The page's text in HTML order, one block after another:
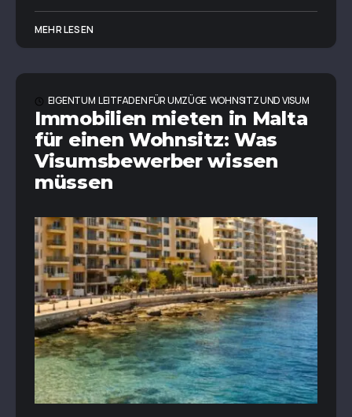
MEHR LESEN
EIGENTUM LEITFADEN FÜR UMZÜGE WOHNSITZ UND VISUM
Immobilien mieten in Malta
für einen Wohnsitz: Was
Visumsbewerber wissen
müssen